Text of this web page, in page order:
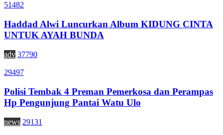
51482
Haddad Alwi Luncurkan Album KIDUNG CINTA
UNTUK AYAH BUNDA
adv 37790
29497
Polisi Tembak 4 Preman Pemerkosa dan Perampas
Hp Pengunjung Pantai Watu Ulo
news 29131